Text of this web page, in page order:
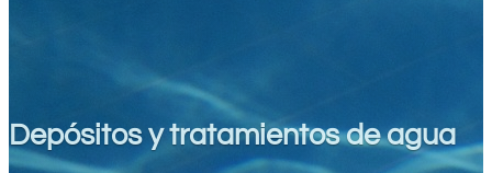
Depósitos y tratamientos de agua